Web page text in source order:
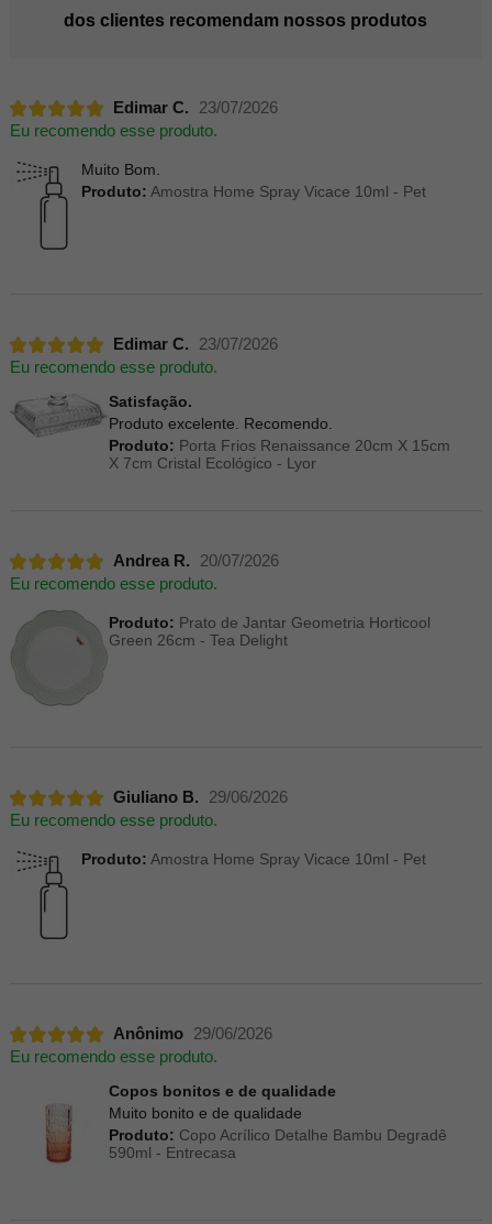
dos clientes recomendam nossos produtos
Edimar C.
23/07/2026
Eu recomendo esse produto.
Muito Bom.
Produto: Amostra Home Spray Vicace 10ml - Pet
Edimar C.
23/07/2026
Eu recomendo esse produto.
Satisfação.
Produto excelente. Recomendo.
Produto: Porta Frios Renaissance 20cm X 15cm
X 7cm Cristal Ecológico - Lyor
Andrea R.
20/07/2026
Eu recomendo esse produto.
Produto: Prato de Jantar Geometria Horticool
Green 26cm - Tea Delight
Giuliano B.
29/06/2026
Eu recomendo esse produto.
Produto: Amostra Home Spray Vicace 10ml - Pet
Anônimo
29/06/2026
Eu recomendo esse produto.
Copos bonitos e de qualidade
Muito bonito e de qualidade
Produto: Copo Acrílico Detalhe Bambu Degradê
590ml - Entrecasa